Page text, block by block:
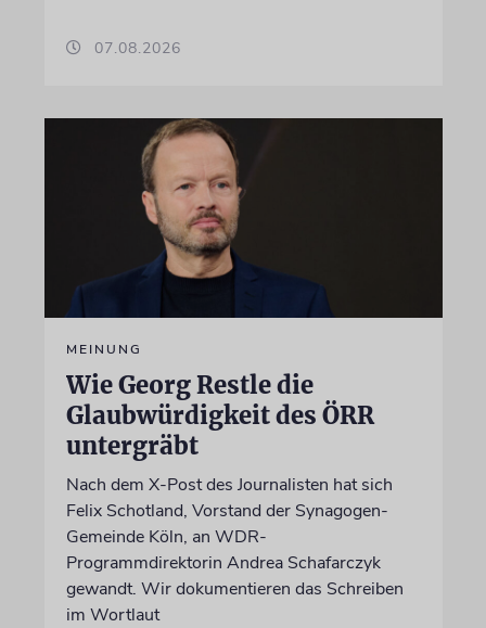
07.08.2026
MEINUNG
Wie Georg Restle die
Glaubwürdigkeit des ÖRR
untergräbt
Nach dem X-Post des Journalisten hat sich
Felix Schotland, Vorstand der Synagogen-
Gemeinde Köln, an WDR-
Programmdirektorin Andrea Schafarczyk
gewandt. Wir dokumentieren das Schreiben
im Wortlaut